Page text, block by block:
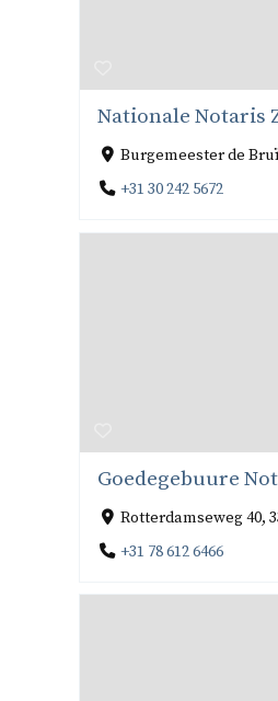
Nationale Notaris
Burgemeester de
+31 30 242 5672
Goedegebuure
Rotterdamseweg 40,
+31 78 612 6466